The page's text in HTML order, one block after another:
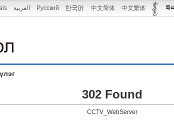
العربية Русский 中文简体 中文繁体
302 Found
CCTV_WebServer